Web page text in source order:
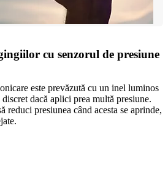
cu senzorul de presiune
este prevăzută cu un inel luminos
dacă aplici prea multă presiune.
reduci presiunea când acesta se aprinde,